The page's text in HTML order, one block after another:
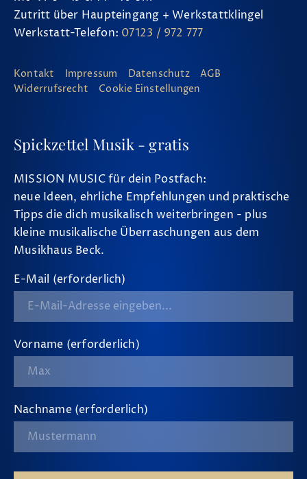
Zutritt über Haupteingang + Werkstattklingel
Werkstatt-Telefon: 07123 / 972 777
Kontakt Impressum Datenschutz
AGB
Widerrufsrecht
Cookie Einstellungen
Spickzettel Musik - gratis
MISSION MUSIC für dein Postfach:
neue Ideen, ehrliche Empfehlungen und praktische
Tipps die dich musikalisch weiterbringen - plus
kleine musikalische Überraschungen aus dem
Musikhaus Beck.
E-Mail (erforderlich)
Vorname (erforderlich)
Nachname (erforderlich)